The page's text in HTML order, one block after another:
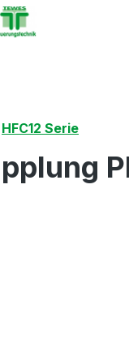
HFC12 Serie